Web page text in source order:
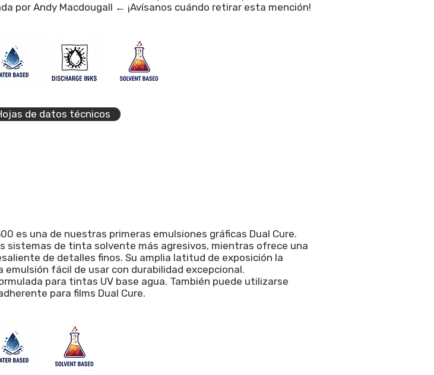
por Andy Macdougall ← ¡Avísanos cuándo retirar esta mención!
de datos técnicos
es una de nuestras primeras emulsiones gráficas Dual Cure.
sistemas de tinta solvente más agresivos, mientras ofrece una
de detalles finos. Su amplia latitud de exposición la
emulsión fácil de usar con durabilidad excepcional.
para tintas UV base agua. También puede utilizarse
para films Dual Cure.